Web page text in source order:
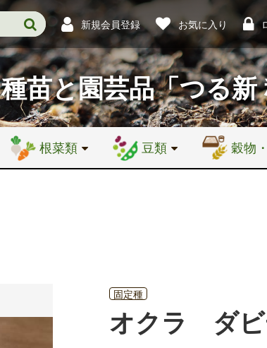
新規会員登録 お気に入り
種苗と園芸品「つる新
根菜類 豆類 穀物
固定種
オクラ ダビ